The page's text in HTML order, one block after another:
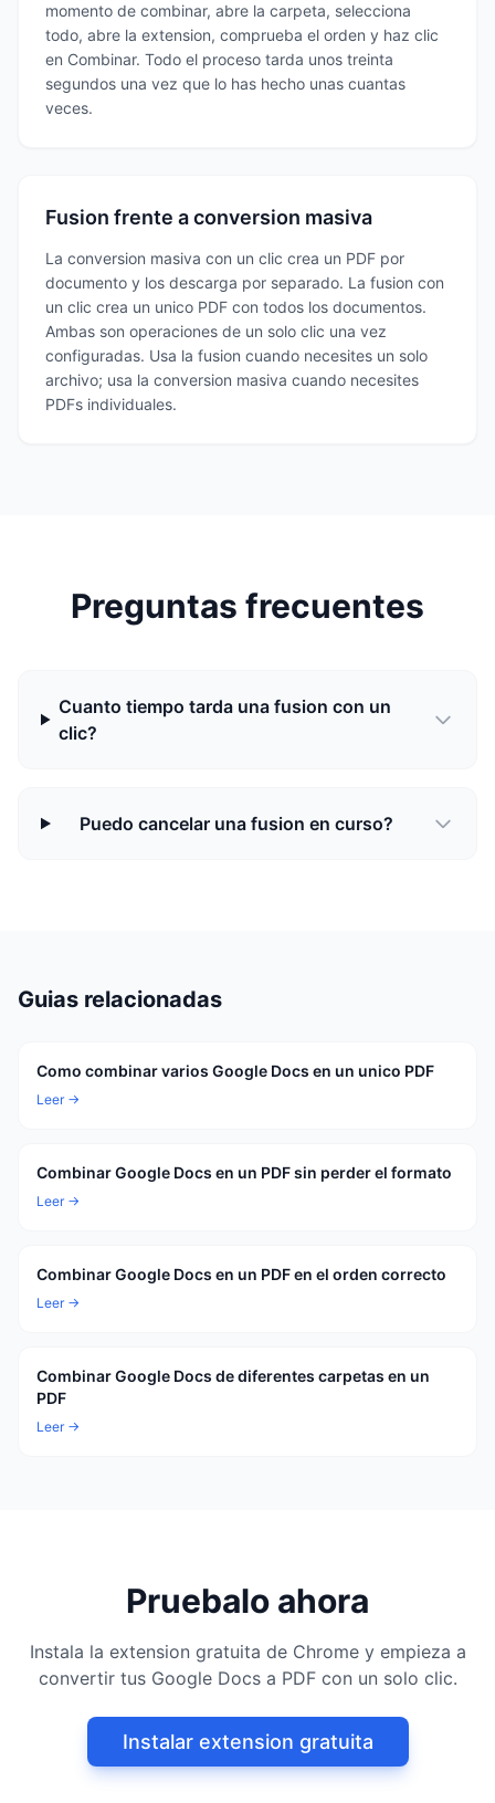
momento de combinar, abre la carpeta, selecciona
todo, abre la extension, comprueba el orden y haz clic
en Combinar. Todo el proceso tarda unos treinta
segundos una vez que lo has hecho unas cuantas
veces.
Fusion frente a conversion masiva
La conversion masiva con un clic crea un PDF por
documento y los descarga por separado. La fusion con
un clic crea un unico PDF con todos los documentos.
Ambas son operaciones de un solo clic una vez
configuradas. Usa la fusion cuando necesites un solo
archivo; usa la conversion masiva cuando necesites
PDFs individuales.
Preguntas frecuentes
Cuanto tiempo tarda una fusion con un
clic?
Puedo cancelar una fusion en curso?
Guias relacionadas
Como combinar varios Google Docs en un unico PDF
Leer →
Combinar Google Docs en un PDF sin perder el formato
Leer →
Combinar Google Docs en un PDF en el orden correcto
Leer →
Combinar Google Docs de diferentes carpetas en un
PDF
Leer →
Pruebalo ahora
Instala la extension gratuita de Chrome y empieza a
convertir tus Google Docs a PDF con un solo clic.
Instalar extension gratuita